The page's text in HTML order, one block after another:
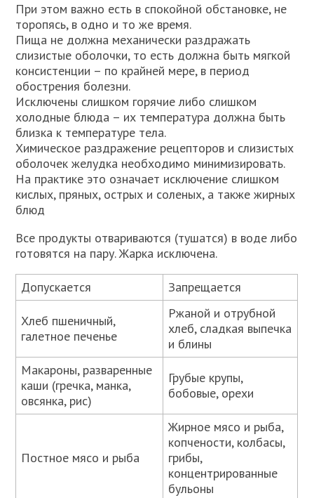
При этом важно есть в спокойной обстановке, не
торопясь, в одно и то же время.
Пища не должна механически раздражать
слизистые оболочки, то есть должна быть мягкой
консистенции – по крайней мере, в период
обострения болезни.
Исключены слишком горячие либо слишком
холодные блюда – их температура должна быть
близка к температуре тела.
Химическое раздражение рецепторов и слизистых
оболочек желудка необходимо минимизировать.
На практике это означает исключение слишком
кислых, пряных, острых и соленых, а также жирных
блюд
Все продукты отвариваются (тушатся) в воде либо
готовятся на пару. Жарка исключена.
Допускается Запрещается
Хлеб пшеничный,
галетное печенье
Ржаной и отрубной
хлеб, сладкая выпечка
и блины
Макароны, разваренные
каши (гречка, манка,
овсянка, рис)
Грубые крупы,
бобовые, орехи
Постное мясо и рыба
Жирное мясо и рыба,
копчености, колбасы,
грибы,
концентрированные
бульоны